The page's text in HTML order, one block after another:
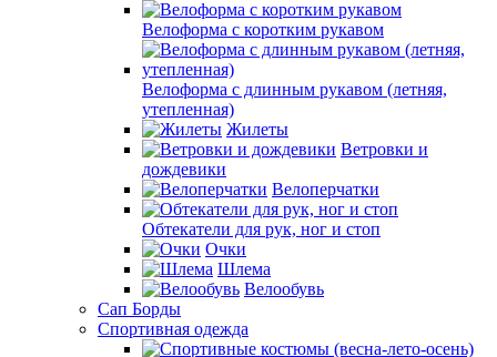
Велоформа с коротким рукавом
Велоформа с длинным рукавом (летняя,
утепленная)
Жилеты
Ветровки и
дождевики
Велоперчатки
Обтекатели для рук, ног и стоп
Очки
Шлема
Велообувь
Сап Борды
Спортивная одежда